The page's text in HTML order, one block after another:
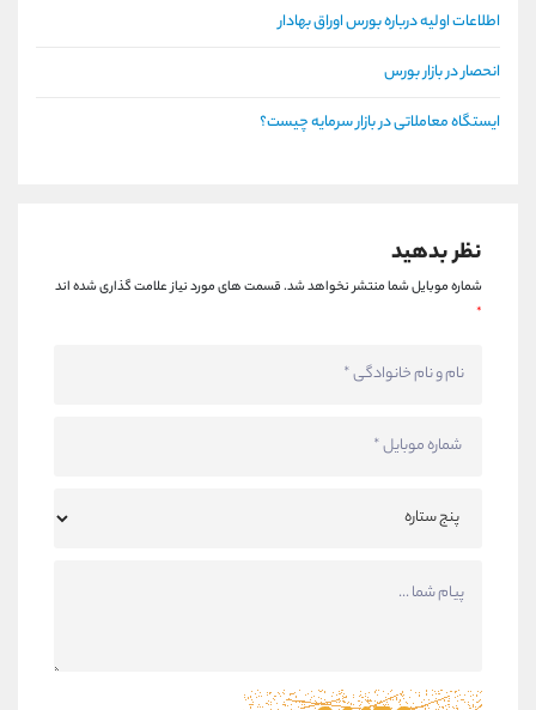
اطلاعات اولیه درباره بورس اوراق بهادار
انحصار در بازار بورس
ایستگاه معاملاتی در بازار سرمایه چیست؟
نظر بدهید
شماره موبایل شما منتشر نخواهد شد.قسمت های مورد نیاز علامت گذاری شده اند
*